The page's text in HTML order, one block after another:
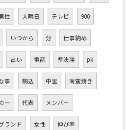
性 大晦日 テレビ 900
いつから 分 仕事納め
占い 電話 準決勝 pk
事 駒込 中里 南蛮焼き
ー 代表 メンバー
ランド 女性 伸び率